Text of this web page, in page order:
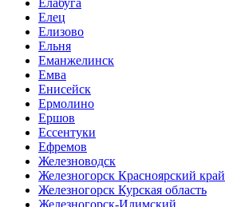
Елабуга
Елец
Елизово
Ельня
Еманжелинск
Емва
Енисейск
Ермолино
Ершов
Ессентуки
Ефремов
Железноводск
Железногорск Красноярский край
Железногорск Курская область